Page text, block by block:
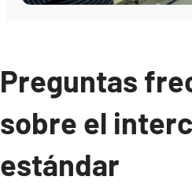
Preguntas
sobre el
estándar